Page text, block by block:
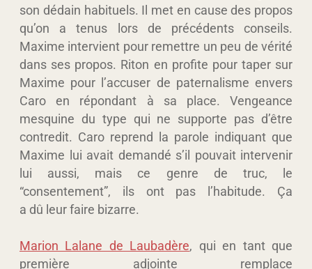
son dédain habituels. Il met en cause des propos
qu’on a tenus lors de précédents conseils.
Maxime intervient pour remettre un peu de vérité
dans ses propos. Riton en profite pour taper sur
Maxime pour l’accuser de paternalisme envers
Caro en répondant à sa place. Vengeance
mesquine du type qui ne supporte pas d’être
contredit. Caro reprend la parole indiquant que
Maxime lui avait demandé s’il pouvait intervenir
lui aussi, mais ce genre de truc, le
“consentement”, ils ont pas l’habitude. Ça
a dû leur faire bizarre.
Marion Lalane de Laubadère, qui en tant que
première adjointe remplace